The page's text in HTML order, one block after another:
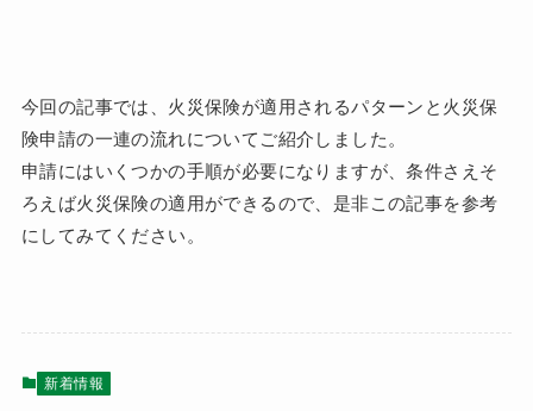
今回の記事では、火災保険が適用されるパターンと火災保
険申請の一連の流れについてご紹介しました。
申請にはいくつかの手順が必要になりますが、条件さえそ
ろえば火災保険の適用ができるので、是非この記事を参考
にしてみてください。
新着情報